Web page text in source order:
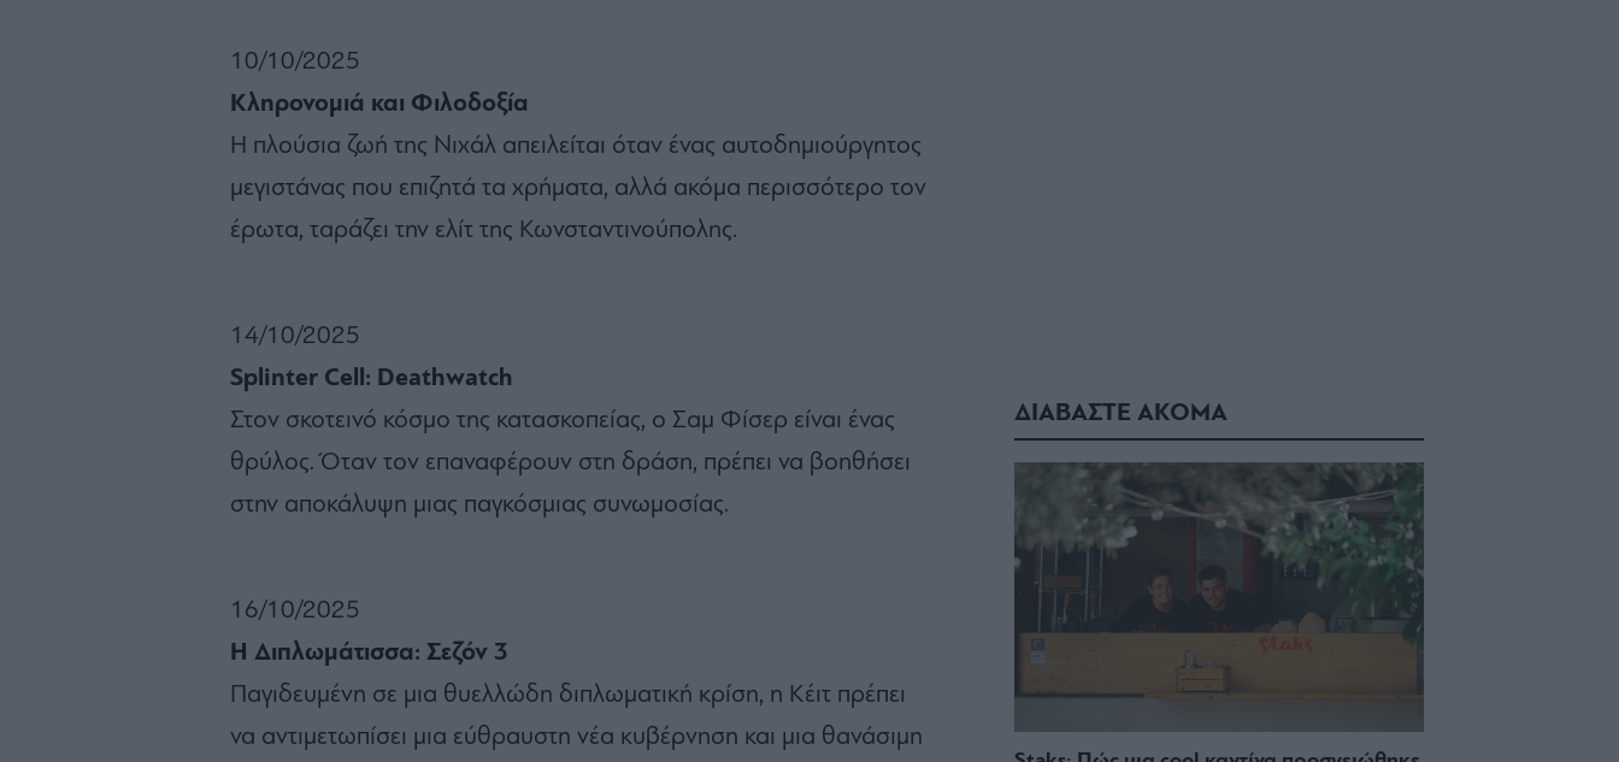
10/10/2025
Κληρονομιά και Φιλοδοξία
Η πλούσια ζωή της Νιχάλ απειλείται όταν ένας αυτοδημιούργητος
μεγιστάνας που επιζητά τα χρήματα, αλλά ακόμα περισσότερο τον
έρωτα, ταράζει την ελίτ της Κωνσταντινούπολης.
14/10/2025
Splinter Cell: Deathwatch
Στον σκοτεινό κόσμο της κατασκοπείας, ο Σαμ Φίσερ είναι ένας
θρύλος. Όταν τον επαναφέρουν στη δράση, πρέπει να βοηθήσει
στην αποκάλυψη μιας παγκόσμιας συνωμοσίας.
16/10/2025
Η Διπλωμάτισσα: Σεζόν 3
Παγιδευμένη σε μια θυελλώδη διπλωματική κρίση, η Κέιτ πρέπει
να αντιμετωπίσει μια εύθραυστη νέα κυβέρνηση και μια θανάσιμη
ΔΙΑΒΑΣΤΕ ΑΚΟΜΑ